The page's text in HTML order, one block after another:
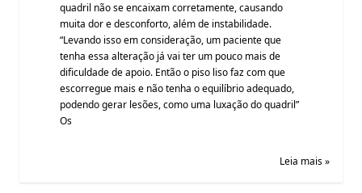
quadril não se encaixam corretamente, causando
muita dor e desconforto, além de instabilidade.
“Levando isso em consideração, um paciente que
tenha essa alteração já vai ter um pouco mais de
dificuldade de apoio. Então o piso liso faz com que
escorregue mais e não tenha o equilíbrio adequado,
podendo gerar lesões, como uma luxação do quadril”
Os
Leia mais »